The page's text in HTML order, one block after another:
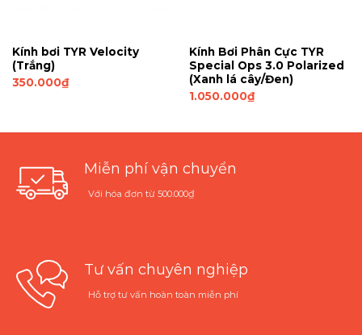
Kính bơi TYR Velocity
(Trắng)
350.000₫
Kính Bơi Phân Cực TYR
Special Ops 3.0 Polarized
(Xanh lá cây/Đen)
1.050.000₫
Miễn phí vận chuyển
Với hóa đơn từ 500.000₫
Tư vấn chuyên nghiệp
Hỗ trợ tư vấn hoàn toàn miễn phí